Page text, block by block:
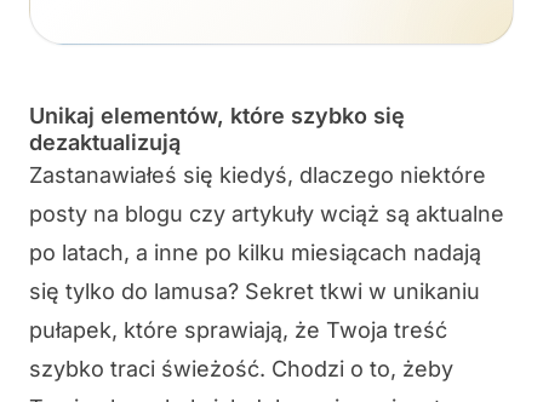
Unikaj elementów, które szybko się
dezaktualizują
Zastanawiałeś się kiedyś, dlaczego niektóre
posty na blogu czy artykuły wciąż są aktualne
po latach, a inne po kilku miesiącach nadają
się tylko do lamusa? Sekret tkwi w unikaniu
pułapek, które sprawiają, że Twoja treść
szybko traci świeżość. Chodzi o to, żeby